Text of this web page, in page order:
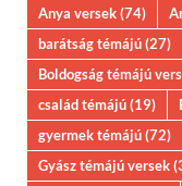
Anya versek(74)
barátság témájú(27)
Boldogság témájú
család témájú(19)
gyermek témájú(72)
Gyász témájú versek